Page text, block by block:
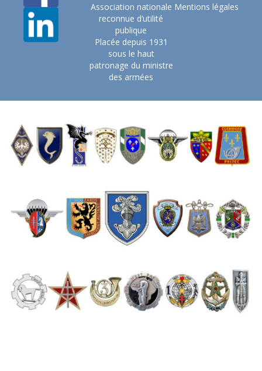
Association nationale
reconnue d’utilité
publique
Placée depuis 1931
sous le haut
patronage du ministre
des armées
Mentions légales